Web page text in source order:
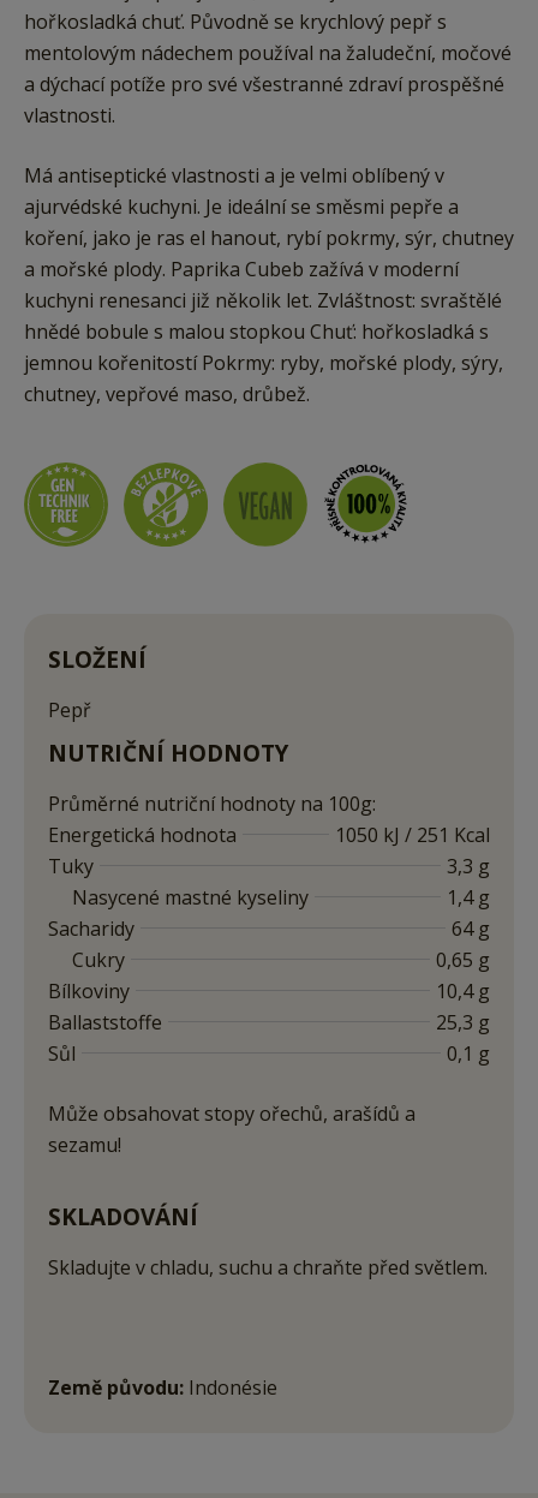
hořkosladká chuť. Původně se krychlový pepř s
mentolovým nádechem používal na žaludeční, močové
a dýchací potíže pro své všestranné zdraví prospěšné
vlastnosti.
Má antiseptické vlastnosti a je velmi oblíbený v
ajurvédské kuchyni. Je ideální se směsmi pepře a
koření, jako je ras el hanout, rybí pokrmy, sýr, chutney
a mořské plody. Paprika Cubeb zažívá v moderní
kuchyni renesanci již několik let. Zvláštnost: svraštělé
hnědé bobule s malou stopkou Chuť: hořkosladká s
jemnou kořenitostí Pokrmy: ryby, mořské plody, sýry,
chutney, vepřové maso, drůbež.
SLOŽENÍ
Pepř
NUTRIČNÍ HODNOTY
Průměrné nutriční hodnoty na 100g:
Energetická hodnota
1050 kJ / 251 Kcal
Tuky
3,3 g
Nasycené mastné kyseliny
1,4 g
Sacharidy
64 g
Cukry
0,65 g
Bílkoviny
10,4 g
Ballaststoffe
25,3 g
Sůl
0,1 g
Může obsahovat stopy ořechů, arašídů a
sezamu!
SKLADOVÁNÍ
Skladujte v chladu, suchu a chraňte před světlem.
Země původu: Indonésie